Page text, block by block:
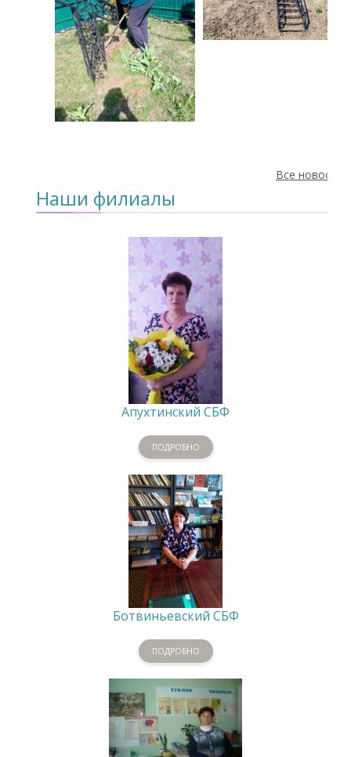
Все новости
Наши филиалы
Апухтинский СБФ
ПОДРОБНО
Ботвиньевский СБФ
ПОДРОБНО